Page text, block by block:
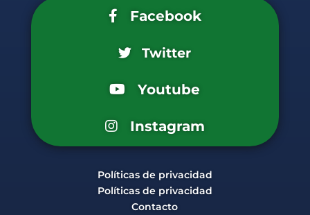
Facebook
Twitter
Youtube
Instagram
Políticas de privacidad
Políticas de privacidad
Contacto